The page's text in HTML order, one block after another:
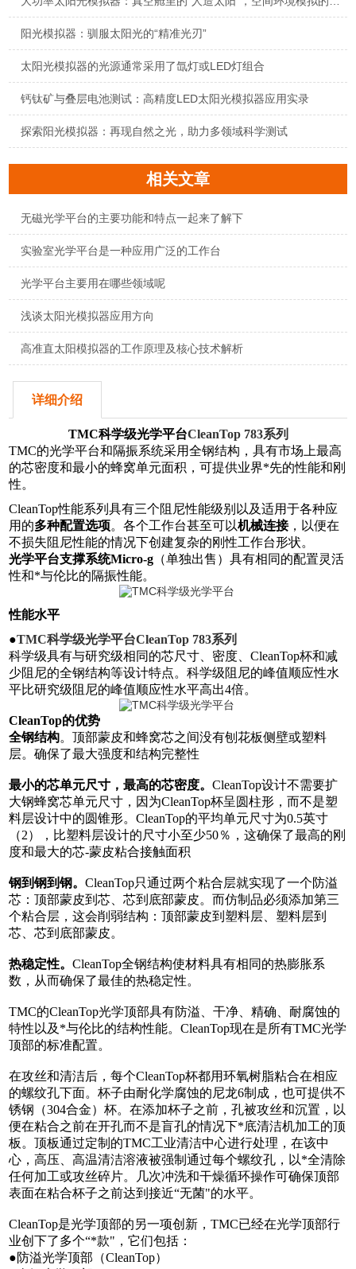
阳光模拟器：驯服太阳光的“精准光刃”
太阳光模拟器的光源通常采用了氙灯或LED灯组合
钙钛矿与叠层电池测试：高精度LED太阳光模拟器应用实录
探索阳光模拟器：再现自然之光，助力多领域科学测试
相关文章
无磁光学平台的主要功能和特点一起来了解下
实验室光学平台是一种应用广泛的工作台
光学平台主要用在哪些领域呢
浅谈太阳光模拟器应用方向
高准直太阳模拟器的工作原理及核心技术解析
详细介绍
TMC科学级光学平台CleanTop 783系列
TMC的光学平台和隔振系统采用全钢结构，具有市场上最高
的芯密度和最小的蜂窝单元面积，可提供业界*先的性能和刚
性。
CleanTop性能系列具有三个阻尼性能级别以及适用于各种应
用的多种配置选项。各个工作台甚至可以机械连接，以便在
不损失阻尼性能的情况下创建复杂的刚性工作台形状。
光学平台支撑系统Micro-g （单独出售）具有相同的配置灵活
性和*与伦比的隔振性能。
性能水平
●TMC科学级光学平台CleanTop 783系列
科学级具有与研究级相同的芯尺寸、密度、CleanTop杯和减
少阻尼的全钢结构等设计特点。科学级阻尼的峰值顺应性水
平比研究级阻尼的峰值顺应性水平高出4倍。
CleanTop的优势
全钢结构。顶部蒙皮和蜂窝芯之间没有刨花板侧壁或塑料
层。确保了最大强度和结构完整性
最小的芯单元尺寸，最高的芯密度。CleanTop设计不需要扩
大钢蜂窝芯单元尺寸，因为CleanTop杯呈圆柱形，而不是塑
料层设计中的圆锥形。CleanTop的平均单元尺寸为0.5英寸
（2），比塑料层设计的尺寸小至少50％，这确保了最高的刚
度和最大的芯-蒙皮粘合接触面积
钢到钢到钢。CleanTop只通过两个粘合层就实现了一个防溢
芯：顶部蒙皮到芯、芯到底部蒙皮。而仿制品必须添加第三
个粘合层，这会削弱结构：顶部蒙皮到塑料层、塑料层到
芯、芯到底部蒙皮。
热稳定性。CleanTop全钢结构使材料具有相同的热膨胀系
数，从而确保了最佳的热稳定性。
TMC的CleanTop光学顶部具有防溢、干净、精确、耐腐蚀的
特性以及*与伦比的结构性能。CleanTop现在是所有TMC光学
顶部的标准配置。
在攻丝和清洁后，每个CleanTop杯都用环氧树脂粘合在相应
的螺纹孔下面。杯子由耐化学腐蚀的尼龙6制成，也可提供不
锈钢（304合金）杯。在添加杯子之前，孔被攻丝和沉置，以
便在粘合之前在开孔而不是盲孔的情况下*底清洁机加工的顶
板。顶板通过定制的TMC工业清洁中心进行处理，在该中
心，高压、高温清洁溶液被强制通过每个螺纹孔，以*全清除
任何加工或攻丝碎片。几次冲洗和干燥循环操作可确保顶部
表面在粘合杯子之前达到接近“无菌"的水平。
CleanTop是光学顶部的另一项创新，TMC已经在光学顶部行
业创下了多个“*款"，它们包括：
●防溢光学顶部（CleanTop）